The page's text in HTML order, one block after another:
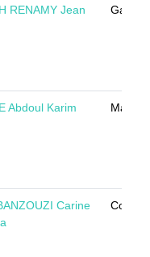
RENAMY Jean
Gabon
Abdoul Karim Mali
Carine
Congo